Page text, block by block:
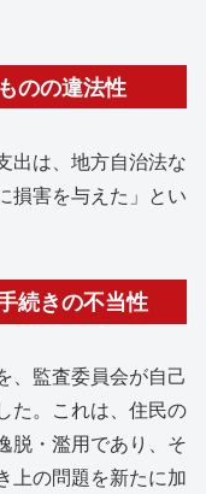
のの違法性
出は、地方自治法な
損害を与えた」とい
続きの不当性
、監査委員会が自己
た。これは、住民の
脱・濫用であり、そ
上の問題を新たに加